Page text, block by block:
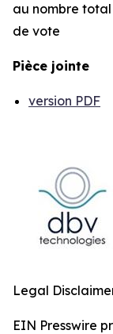
au nombre total
de vote
Pièce jointe
version PDF
Legal
EIN Presswire